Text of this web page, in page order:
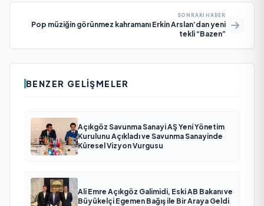
SONRAKI HABER
Pop müziğin görünmez kahramanı Erkin Arslan’dan yeni
tekli “Bazen”
BENZER GELIŞMELER
Açıkgöz Savunma Sanayi AŞ Yeni Yönetim
Kurulunu Açıkladı ve Savunma Sanayinde
Küresel Vizyon Vurgusu
Ali Emre Açıkgöz Galimidi, Eski AB Bakanı ve
Büyükelçi Egemen Bağış ile Bir Araya Geldi